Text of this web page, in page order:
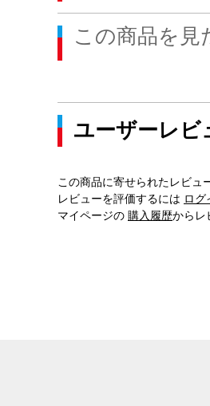
この商品を見
ユーザーレビ
この商品に寄せられたレビュ
レビューを評価するには ログ
マイページの 購入履歴からレ